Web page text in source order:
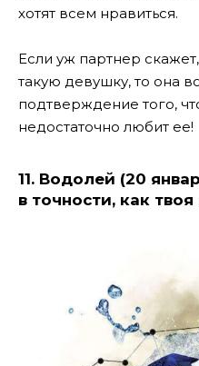
хотят всем нравиться.
Если уж партнер
такую девушку, то она
подтверждение того,
недостаточно любит ее!
11. Водолей (20
в точности, как